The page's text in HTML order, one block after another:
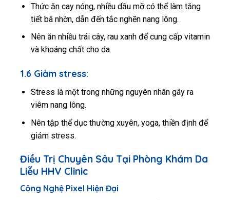
Thức ăn cay nóng, nhiều dầu mỡ có thể làm tăng
tiết bã nhờn, dẫn đến tắc nghẽn nang lông.
Nên ăn nhiều trái cây, rau xanh để cung cấp vitamin
và khoáng chất cho da.
1.6 Giảm stress:
Stress là một trong những nguyên nhân gây ra
viêm nang lông.
Nên tập thể dục thường xuyên, yoga, thiền định để
giảm stress.
Điều Trị Chuyên Sâu Tại Phòng Khám Da
Liễu HHV Clinic
Công Nghệ Pixel Hiện Đại